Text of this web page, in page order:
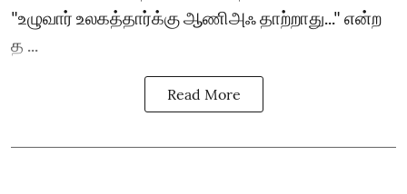
"உழுவார் உலகத்தார்க்கு ஆணிஅஃ தாற்றாது..." என்ற
த ...
Read More